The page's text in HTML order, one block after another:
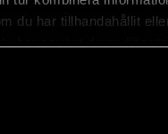
du har tillhandahållit
på vårt